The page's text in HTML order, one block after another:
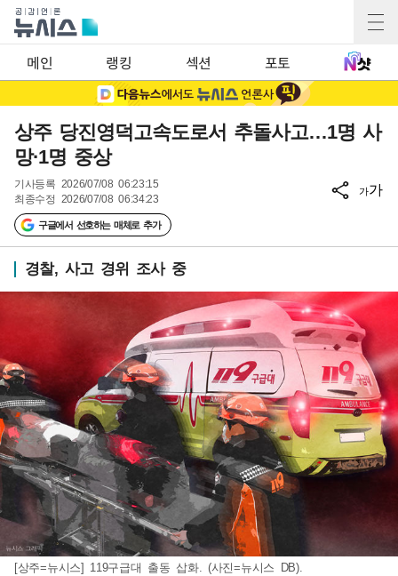
메인 랭킹 섹션 포토
상주 당진영덕고속도로서 추돌사고…1명 사
망·1명 중상
기사등록 2026/07/08 06:23:15
최종수정 2026/07/08 06:34:23
구글에서 선호하는 매체로 추가
가가
경찰, 사고 경위 조사 중
[상주=뉴시스] 119구급대 출동 삽화. (사진=뉴시스 DB).